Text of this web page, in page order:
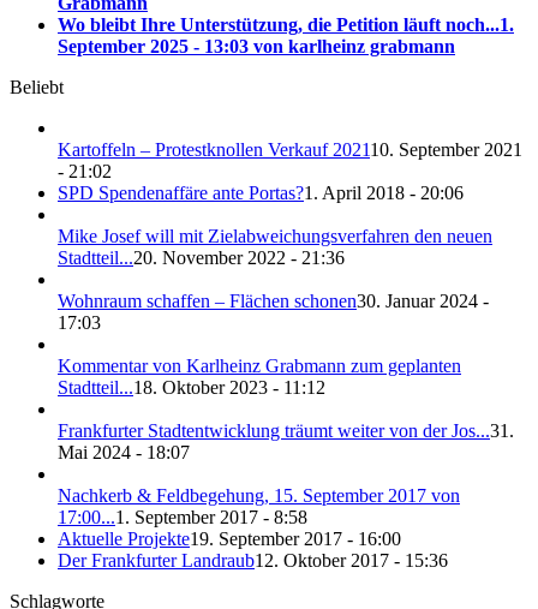
Wo bleibt Ihre Unterstützung, die Petition läuft noch...1.
September 2025 - 13:03 von karlheinz grabmann
Beliebt
Kartoffeln – Protestknollen Verkauf 202110. September 2021
- 21:02
SPD Spendenaffäre ante Portas?1. April 2018 - 20:06
Mike Josef will mit Zielabweichungsverfahren den neuen
Stadtteil...20. November 2022 - 21:36
Wohnraum schaffen – Flächen schonen30. Januar 2024 -
17:03
Kommentar von Karlheinz Grabmann zum geplanten
Stadtteil...18. Oktober 2023 - 11:12
Frankfurter Stadtentwicklung träumt weiter von der Jos...31.
Mai 2024 - 18:07
Nachkerb & Feldbegehung, 15. September 2017 von
17:00...1. September 2017 - 8:58
Aktuelle Projekte19. September 2017 - 16:00
Der Frankfurter Landraub12. Oktober 2017 - 15:36
Schlagworte